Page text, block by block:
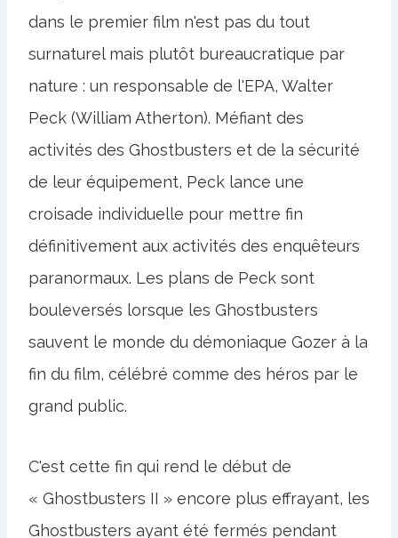
dans le premier film n'est pas du tout
surnaturel mais plutôt bureaucratique par
nature : un responsable de l'EPA, Walter
Peck (William Atherton). Méfiant des
activités des Ghostbusters et de la sécurité
de leur équipement, Peck lance une
croisade individuelle pour mettre fin
définitivement aux activités des enquêteurs
paranormaux. Les plans de Peck sont
bouleversés lorsque les Ghostbusters
sauvent le monde du démoniaque Gozer à la
fin du film, célébré comme des héros par le
grand public.
C'est cette fin qui rend le début de
« Ghostbusters II » encore plus effrayant, les
Ghostbusters ayant été fermés pendant